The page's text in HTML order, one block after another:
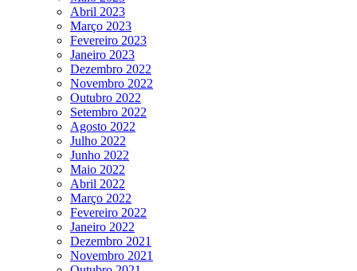
Abril 2023
Março 2023
Fevereiro 2023
Janeiro 2023
Dezembro 2022
Novembro 2022
Outubro 2022
Setembro 2022
Agosto 2022
Julho 2022
Junho 2022
Maio 2022
Abril 2022
Março 2022
Fevereiro 2022
Janeiro 2022
Dezembro 2021
Novembro 2021